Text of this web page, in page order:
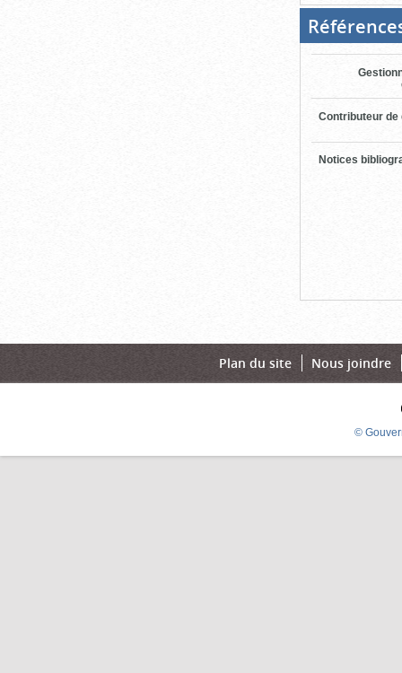
Contributeur de
Notices
Plan du site Nous joindre
©